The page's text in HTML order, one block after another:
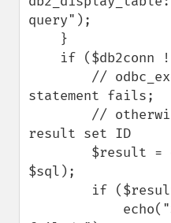
query");
statement fails;
result set ID
$sql);